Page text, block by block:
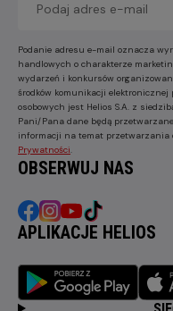
Podanie adresu e-mail oznacza
handlowych o charakterze
wydarzeń i konkursów
środków komunikacji
osobowych jest Helios S.A. z
Pani/Pana dane będą
informacji na temat
Prywatności
OBSERWUJ NAS
APLIKACJE HELIOS